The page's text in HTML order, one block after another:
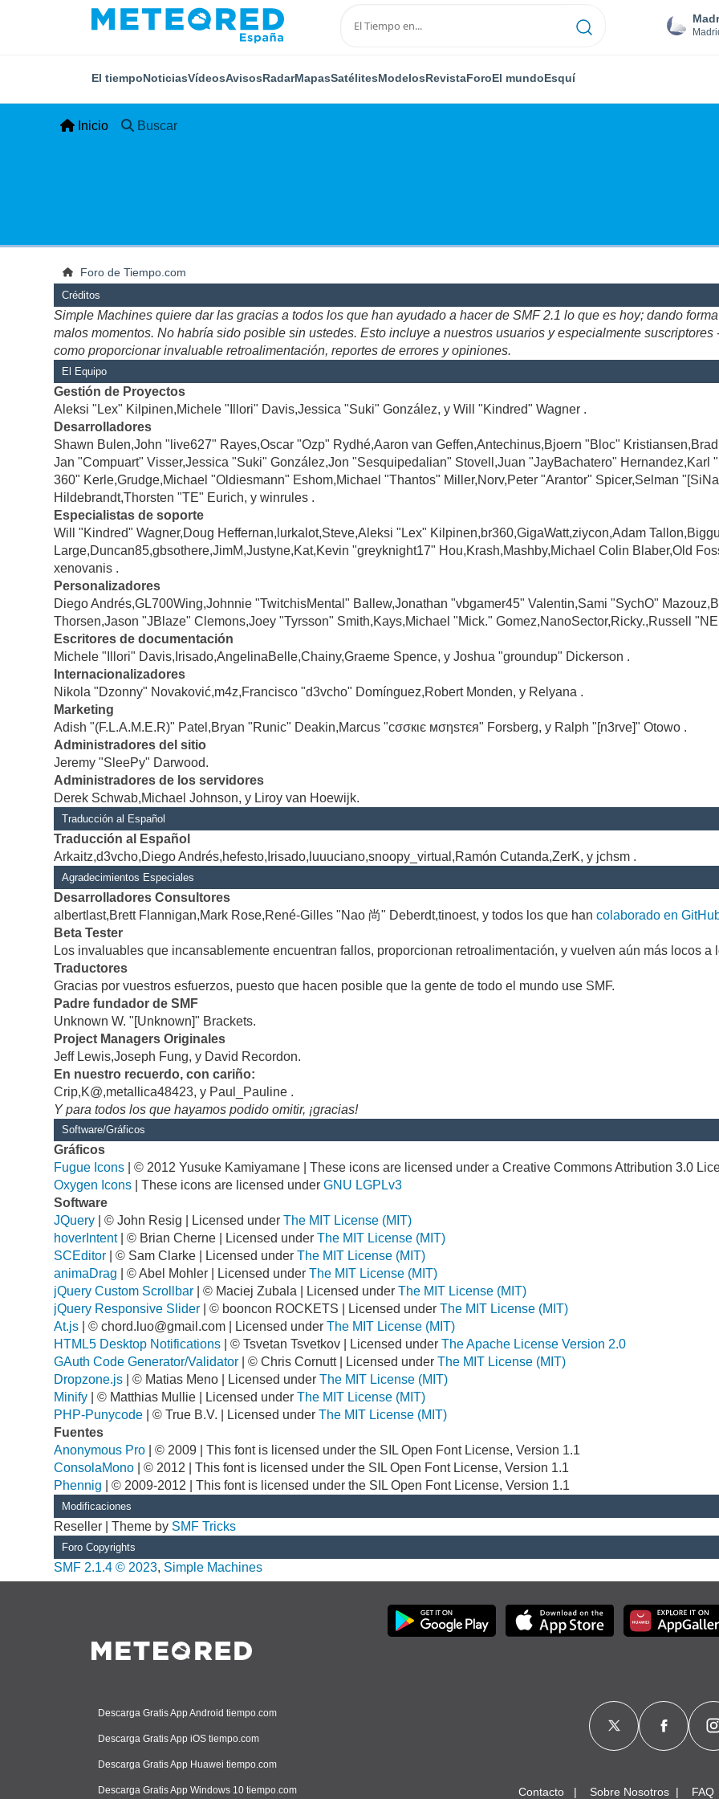
El tiempoNoticiasVídeosAvisosRadarMapasSatélitesModelosRevistaForoEl mundoEsquí
Inicio Buscar
Foro de Tiempo.com
Créditos
Simple Machines quiere dar las gracias a todos los que han ayudado a hacer de SMF 2.1 lo que es hoy; dando
malos momentos. No habría sido posible sin ustedes. Esto incluye a nuestros usuarios y especialmente
como proporcionar invaluable retroalimentación, reportes de errores y opiniones.
El Equipo
Gestión de Proyectos
Aleksi "Lex" Kilpinen,Michele "Illori" Davis,Jessica "Suki" González, y Will "Kindred" Wagner .
Desarrolladores
Shawn Bulen,John "live627" Rayes,Oscar "Ozp" Rydhé,Aaron van Geffen,Antechinus,Bjoern "Bloc"
Jan "Compuart" Visser,Jessica "Suki" González,Jon "Sesquipedalian" Stovell,Juan "JayBachatero"
360" Kerle,Grudge,Michael "Oldiesmann" Eshom,Michael "Thantos" Miller,Norv,Peter "Arantor" Spicer,Selman
Hildebrandt,Thorsten "TE" Eurich, y winrules .
Especialistas de soporte
Will "Kindred" Wagner,Doug Heffernan,lurkalot,Steve,Aleksi "Lex" Kilpinen,br360,GigaWatt,ziycon,Adam
Large,Duncan85,gbsothere,JimM,Justyne,Kat,Kevin "greyknight17" Hou,Krash,Mashby,Michael Colin Blaber,Old
xenovanis .
Personalizadores
Diego Andrés,GL700Wing,Johnnie "TwitchisMental" Ballew,Jonathan "vbgamer45" Valentin,Sami "SychO"
Thorsen,Jason "JBlaze" Clemons,Joey "Tyrsson" Smith,Kays,Michael "Mick." Gomez,NanoSector,Ricky.,Russell
Escritores de documentación
Michele "Illori" Davis,Irisado,AngelinaBelle,Chainy,Graeme Spence, y Joshua "groundup" Dickerson .
Internacionalizadores
Nikola "Dzonny" Novaković,m4z,Francisco "d3vcho" Domínguez,Robert Monden, y Relyana .
Marketing
Adish "(F.L.A.M.E.R)" Patel,Bryan "Runic" Deakin,Marcus "cσσкιє мσηѕтєя" Forsberg, y Ralph "[n3rve]" Otowo .
Administradores del sitio
Jeremy "SleePy" Darwood.
Administradores de los servidores
Derek Schwab,Michael Johnson, y Liroy van Hoewijk.
Traducción al Español
Traducción al Español
Arkaitz,d3vcho,Diego Andrés,hefesto,Irisado,luuuciano,snoopy_virtual,Ramón Cutanda,ZerK, y jchsm .
Agradecimientos Especiales
Desarrolladores Consultores
albertlast,Brett Flannigan,Mark Rose,René-Gilles "Nao 尚" Deberdt,tinoest, y todos los que hancolaborado en
Beta Tester
Los invaluables que incansablemente encuentran fallos, proporcionan retroalimentación, y vuelven aún más locos a
Traductores
Gracias por vuestros esfuerzos, puesto que hacen posible que la gente de todo el mundo use SMF.
Padre fundador de SMF
Unknown W. "[Unknown]" Brackets.
Project Managers Originales
Jeff Lewis,Joseph Fung, y David Recordon.
En nuestro recuerdo, con cariño:
Crip,K@,metallica48423, y Paul_Pauline .
Y para todos los que hayamos podido omitir, ¡gracias!
Software/Gráficos
Gráficos
Fugue Icons | © 2012 Yusuke Kamiyamane | These icons are licensed under a Creative Commons Attribution 3.0
Oxygen Icons | These icons are licensed underGNU LGPLv3
Software
JQuery | © John Resig | Licensed underThe MIT License (MIT)
hoverIntent| © Brian Cherne | Licensed underThe MIT License (MIT)
SCEditor | © Sam Clarke | Licensed underThe MIT License (MIT)
animaDrag | © Abel Mohler | Licensed underThe MIT License (MIT)
jQuery Custom Scrollbar | © Maciej Zubala | Licensed underThe MIT License (MIT)
jQuery Responsive Slider | © booncon ROCKETS | Licensed underThe MIT License (MIT)
At.js | ©chord.luo@gmail.com | Licensed underThe MIT License (MIT)
HTML5 Desktop Notifications | © Tsvetan Tsvetkov | Licensed underThe Apache License Version 2.0
GAuth Code Generator/Validator | © Chris Cornutt | Licensed underThe MIT License (MIT)
Dropzone.js | © Matias Meno | Licensed underThe MIT License (MIT)
Minify | © Matthias Mullie | Licensed underThe MIT License (MIT)
PHP-Punycode | © True B.V. | Licensed underThe MIT License (MIT)
Fuentes
Anonymous Pro | © 2009 | This font is licensed under the SIL Open Font License, Version 1.1
ConsolaMono | © 2012 | This font is licensed under the SIL Open Font License, Version 1.1
Phennig | © 2009-2012 | This font is licensed under the SIL Open Font License, Version 1.1
Modificaciones
Reseller | Theme by SMF Tricks
Foro Copyrights
SMF 2.1.4 © 2023, Simple Machines
Descarga Gratis App Android tiempo.com
Descarga Gratis App iOS tiempo.com
Descarga Gratis App Huawei tiempo.com
Descarga Gratis App Windows 10 tiempo.com Contacto Sobre Nosotros FAQ